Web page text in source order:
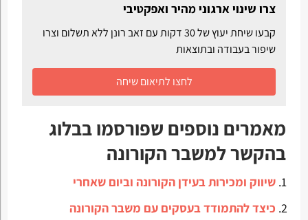
צרו שינוי ארגוני מהיר ואפקטיבי
קבעו שיחת יעוץ של 30 דקות עם זאב רונן ללא תשלום וצרו
שיפור בעבודה ובתוצאות
לחצו לתיאום שיחה
מאמרים נוספים שפורסמו בבלוג
בהקשר למשבר הקורונה
שיווק ומכירות בעידן הקורונה וביום שאחרי
כיצד להתמודד בעסקים עם משבר הקורונה